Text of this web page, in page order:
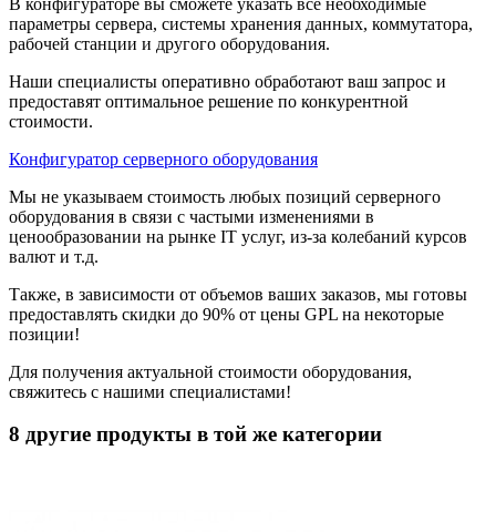
параметры сервера, системы хранения данных, коммутатора,
рабочей станции и другого оборудования.
Наши специалисты оперативно обработают ваш запрос и
предоставят оптимальное решение по конкурентной
стоимости.
Конфигуратор серверного оборудования
Мы не указываем стоимость любых позиций серверного
оборудования в связи с частыми изменениями в
ценообразовании на рынке IT услуг, из-за колебаний курсов
валют и т.д.
Также, в зависимости от объемов ваших заказов, мы готовы
предоставлять скидки до 90% от цены GPL на некоторые
позиции!
Для получения актуальной стоимости оборудования,
свяжитесь с нашими специалистами!
8 другие продукты в той же категории